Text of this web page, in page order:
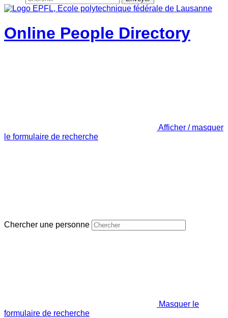
Online People Directory
Afficher / masquer
le formulaire de recherche
Chercher une personne
Masquer le
formulaire de recherche